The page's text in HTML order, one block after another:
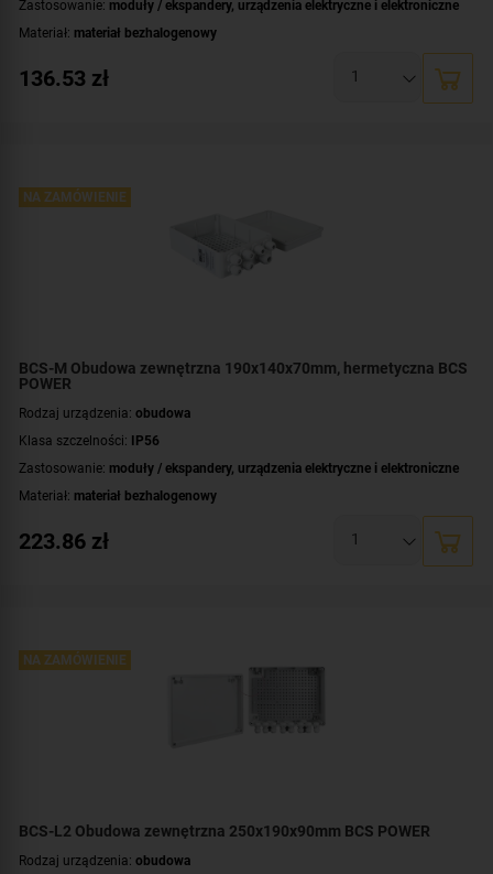
Zastosowanie: moduły / ekspandery, urządzenia elektryczne i elektroniczne
Materiał: materiał bezhalogenowy
Wymiary:150x110x70 [mm]
136.53 zł
BCS-M Obudowa zewnętrzna 190x140x70mm, hermetyczna BCS
POWER
NA ZAMÓWIENIE
Rodzaj urządzenia: obudowa
Klasa szczelności: IP56
Zastosowanie: moduły / ekspandery, urządzenia elektryczne i elektroniczne
Materiał: materiał bezhalogenowy
Wymiary:190x140x70 [mm]
223.86 zł
BCS-L2 Obudowa zewnętrzna 250x190x90mm BCS POWER
NA ZAMÓWIENIE
Rodzaj urządzenia: obudowa